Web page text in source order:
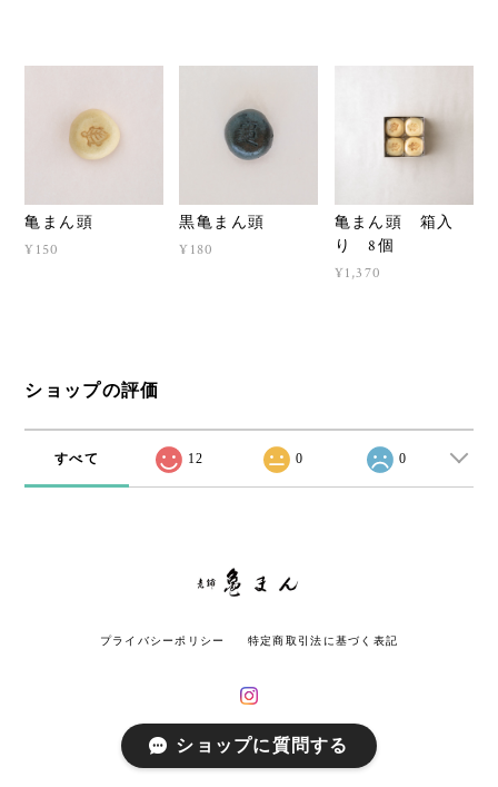
亀まん頭
¥150
黒亀まん頭
¥180
亀まん頭 箱入
り 8個
¥1,370
ショップの評価
すべて 12 0 0
プライバシーポリシー 特定商取引法に基づく表記
© 老舗 亀まん All rights reserved.
ショップに質問する